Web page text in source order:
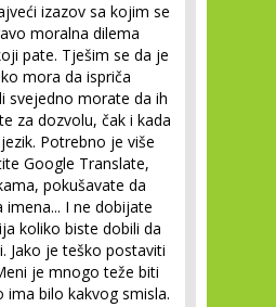
izazov sa kojim se
moralna dilema
pate. Tješim se da je
mora da ispriča
svejedno morate da ih
za dozvolu, čak i kada
Potrebno je više
Google Translate,
pokušavate da
imena... I ne dobijate
koliko biste dobili da
Jako je teško postaviti
je mnogo teže biti
ima bilo kakvog smisla.